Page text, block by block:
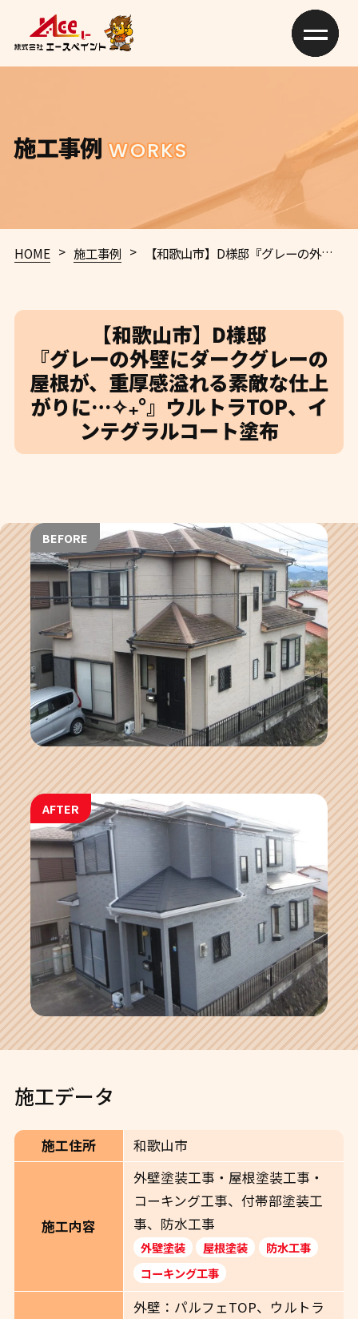
施工事例 WORKS
HOME > 施工事例 > 【和歌山市】D様邸 『グレーの外壁にダークグレーの屋根が、重厚感溢れる素敵な仕上がりに…✧₊°』ウルトラTOP、インテグラルコート塗布
【和歌山市】D様邸
『グレーの外壁にダークグレーの
屋根が、重厚感溢れる素敵な仕上
がりに…✧₊°』ウルトラTOP、イ
ンテグラルコート塗布
BEFORE
AFTER
施工データ
施工住所 和歌山市
施工内容
外壁塗装工事・屋根塗装工事・
コーキング工事、付帯部塗装工
事、防水工事
外壁塗装 屋根塗装
防水工事
コーキング工事
外壁：パルフェTOP、ウルトラ